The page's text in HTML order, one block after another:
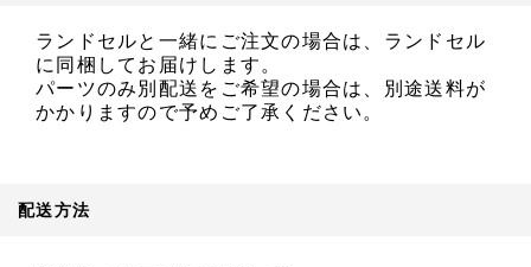
ランドセルと一緒にご注文の場合は、ランドセル
に同梱してお届けします。
パーツのみ別配送をご希望の場合は、別途送料が
かかりますので予めご了承ください。
配送方法